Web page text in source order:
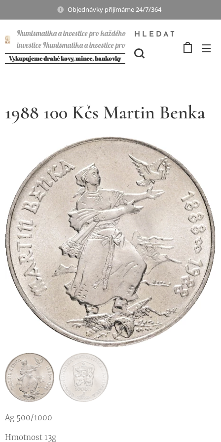
Objednávky přijímáme 24/7/364
Numismatika a investice pro každého
investice Numismatika a investice pro
každého
Vykupujeme drahé kovy, mince, bankovky
HLEDAT
1988 100 Kčs Martin Benka
Ag 500/1000
Hmotnost 13g